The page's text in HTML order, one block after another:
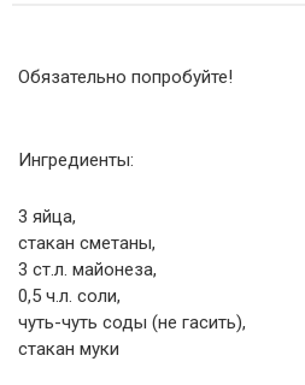
Обязательно попробуйте!
Ингредиенты:
3 яйца,
стакан сметаны,
3 ст.л. майонеза,
0,5 ч.л. соли,
чуть-чуть соды (не гасить),
стакан муки